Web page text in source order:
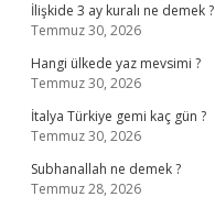
İlişkide 3 ay kuralı ne demek ?
Temmuz 30, 2026
Hangi ülkede yaz mevsimi ?
Temmuz 30, 2026
İtalya Türkiye gemi kaç gün ?
Temmuz 30, 2026
Subhanallah ne demek ?
Temmuz 28, 2026